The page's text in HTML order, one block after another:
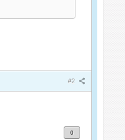
#2
0